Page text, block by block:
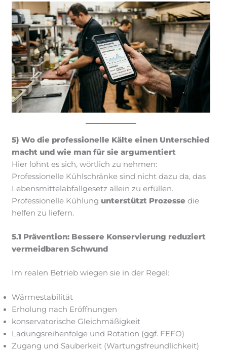
5) Wo die professionelle Kälte einen Unterschied
macht und wie man für sie argumentiert
Hier lohnt es sich, wörtlich zu nehmen:
Professionelle Kühlschränke sind nicht dazu da, das
Lebensmittelabfallgesetz allein zu erfüllen.
Professionelle Kühlung unterstützt Prozesse die
helfen zu liefern.
5.1 Prävention: Bessere Konservierung reduziert
vermeidbaren Schwund
Im realen Betrieb wiegen sie in der Regel:
Wärmestabilität
Erholung nach Eröffnungen
konservatorische Gleichmäßigkeit
Ladungsreihenfolge und Rotation (ggf. FEFO)
Zugang und Sauberkeit (Wartungsfreundlichkeit)